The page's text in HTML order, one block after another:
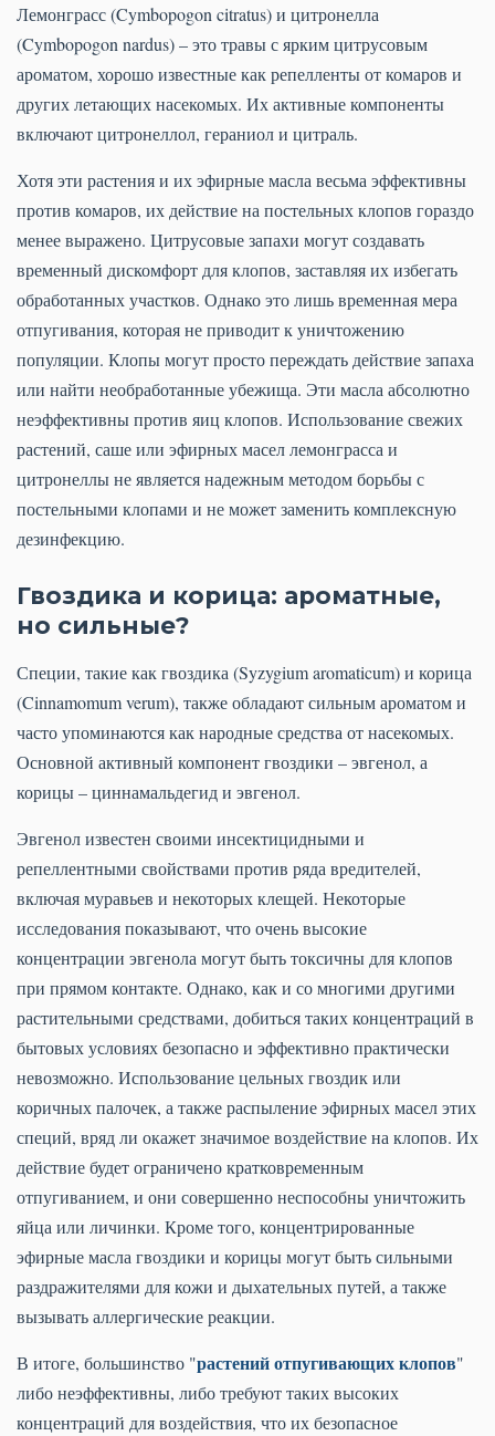
Лемонграсс (Cymbopogon citratus) и цитронелла
(Cymbopogon nardus) – это травы с ярким цитрусовым
ароматом, хорошо известные как репелленты от комаров и
других летающих насекомых. Их активные компоненты
включают цитронеллол, гераниол и цитраль.
Хотя эти растения и их эфирные масла весьма эффективны
против комаров, их действие на постельных клопов гораздо
менее выражено. Цитрусовые запахи могут создавать
временный дискомфорт для клопов, заставляя их избегать
обработанных участков. Однако это лишь временная мера
отпугивания, которая не приводит к уничтожению
популяции. Клопы могут просто переждать действие запаха
или найти необработанные убежища. Эти масла абсолютно
неэффективны против яиц клопов. Использование свежих
растений, саше или эфирных масел лемонграсса и
цитронеллы не является надежным методом борьбы с
постельными клопами и не может заменить комплексную
дезинфекцию.
Гвоздика и корица: ароматные,
но сильные?
Специи, такие как гвоздика (Syzygium aromaticum) и корица
(Cinnamomum verum), также обладают сильным ароматом и
часто упоминаются как народные средства от насекомых.
Основной активный компонент гвоздики – эвгенол, а
корицы – циннамальдегид и эвгенол.
Эвгенол известен своими инсектицидными и
репеллентными свойствами против ряда вредителей,
включая муравьев и некоторых клещей. Некоторые
исследования показывают, что очень высокие
концентрации эвгенола могут быть токсичны для клопов
при прямом контакте. Однако, как и со многими другими
растительными средствами, добиться таких концентраций в
бытовых условиях безопасно и эффективно практически
невозможно. Использование цельных гвоздик или
коричных палочек, а также распыление эфирных масел этих
специй, вряд ли окажет значимое воздействие на клопов. Их
действие будет ограничено кратковременным
отпугиванием, и они совершенно неспособны уничтожить
яйца или личинки. Кроме того, концентрированные
эфирные масла гвоздики и корицы могут быть сильными
раздражителями для кожи и дыхательных путей, а также
вызывать аллергические реакции.
В итоге, большинство "растений отпугивающих клопов"
либо неэффективны, либо требуют таких высоких
концентраций для воздействия, что их безопасное